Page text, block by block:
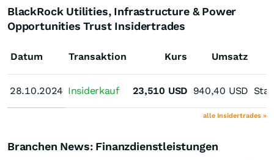
BlackRock Utilities, Infrastructure & Power
Opportunities Trust Insidertrades
Datum
28.10.2024
Transaktion Kurs Umsatz
28.10.2024 Insiderkauf 23,510 USD 940,40 USD
alle Insidertrades »
Branchen News: Finanzdienstleistungen